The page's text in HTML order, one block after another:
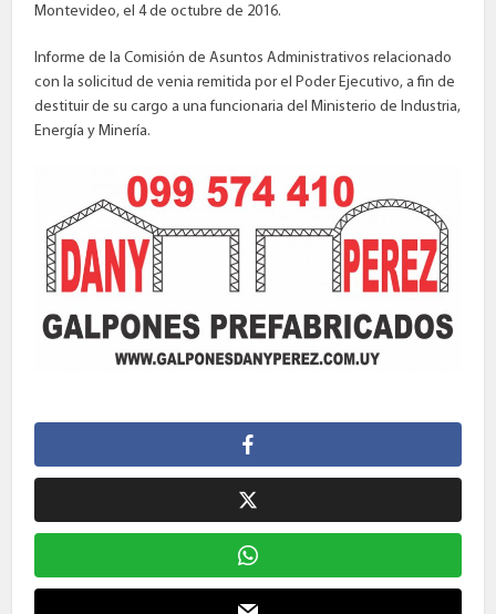
Montevideo, el 4 de octubre de 2016.
Informe de la Comisión de Asuntos Administrativos relacionado
con la solicitud de venia remitida por el Poder Ejecutivo, a fin de
destituir de su cargo a una funcionaria del Ministerio de Industria,
Energía y Minería.